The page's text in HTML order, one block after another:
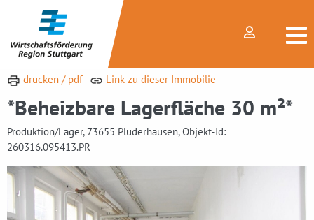
drucken / pdf Link zu dieser Immobilie
*Beheizbare Lagerfläche 30 m²*
Produktion/Lager, 73655 Plüderhausen, Objekt-Id:
260316.095413.PR